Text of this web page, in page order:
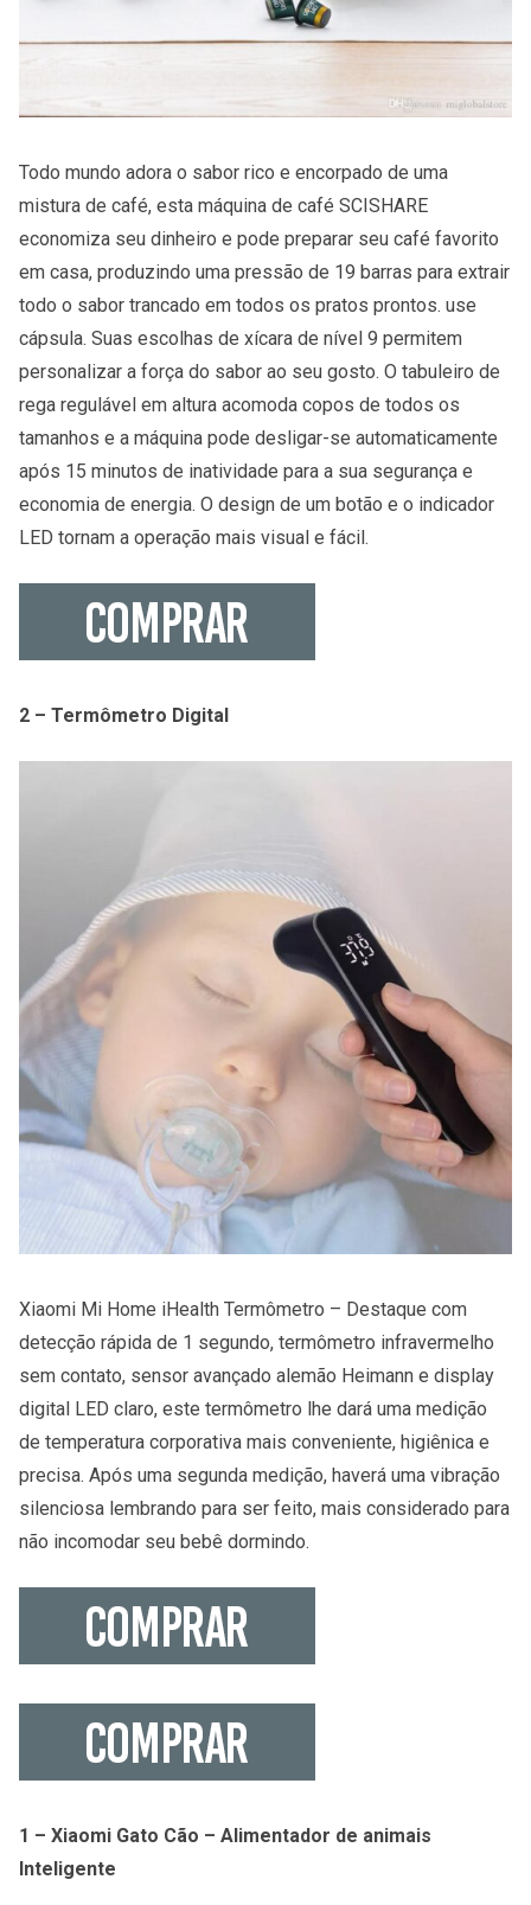
Todo mundo adora o sabor rico e encorpado de uma
mistura de café, esta máquina de café SCISHARE
economiza seu dinheiro e pode preparar seu café favorito
em casa, produzindo uma pressão de 19 barras para extrair
todo o sabor trancado em todos os pratos prontos. use
cápsula. Suas escolhas de xícara de nível 9 permitem
personalizar a força do sabor ao seu gosto. O tabuleiro de
rega regulável em altura acomoda copos de todos os
tamanhos e a máquina pode desligar-se automaticamente
após 15 minutos de inatividade para a sua segurança e
economia de energia. O design de um botão e o indicador
LED tornam a operação mais visual e fácil.
2 – Termômetro Digital
Xiaomi Mi Home iHealth Termômetro – Destaque com
detecção rápida de 1 segundo, termômetro infravermelho
sem contato, sensor avançado alemão Heimann e display
digital LED claro, este termômetro lhe dará uma medição
de temperatura corporativa mais conveniente, higiênica e
precisa. Após uma segunda medição, haverá uma vibração
silenciosa lembrando para ser feito, mais considerado para
não incomodar seu bebê dormindo.
1 – Xiaomi Gato Cão – Alimentador de animais
Inteligente